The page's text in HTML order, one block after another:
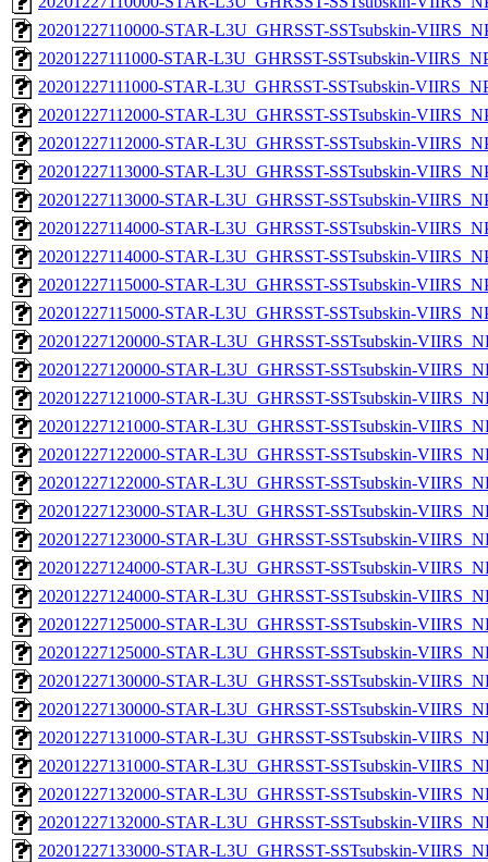
20201227110000-STAR-L3U_GHRSST-SSTsubskin-
20201227111000-STAR-L3U_GHRSST-SSTsubskin-
20201227111000-STAR-L3U_GHRSST-SSTsubskin-
20201227112000-STAR-L3U_GHRSST-SSTsubskin-
20201227112000-STAR-L3U_GHRSST-SSTsubskin-
20201227113000-STAR-L3U_GHRSST-SSTsubskin-
20201227113000-STAR-L3U_GHRSST-SSTsubskin-
20201227114000-STAR-L3U_GHRSST-SSTsubskin-
20201227114000-STAR-L3U_GHRSST-SSTsubskin-
20201227115000-STAR-L3U_GHRSST-SSTsubskin-
20201227115000-STAR-L3U_GHRSST-SSTsubskin-
20201227120000-STAR-L3U_GHRSST-SSTsubskin-
20201227120000-STAR-L3U_GHRSST-SSTsubskin-
20201227121000-STAR-L3U_GHRSST-SSTsubskin-
20201227121000-STAR-L3U_GHRSST-SSTsubskin-
20201227122000-STAR-L3U_GHRSST-SSTsubskin-
20201227122000-STAR-L3U_GHRSST-SSTsubskin-
20201227123000-STAR-L3U_GHRSST-SSTsubskin-
20201227123000-STAR-L3U_GHRSST-SSTsubskin-
20201227124000-STAR-L3U_GHRSST-SSTsubskin-
20201227124000-STAR-L3U_GHRSST-SSTsubskin-
20201227125000-STAR-L3U_GHRSST-SSTsubskin-
20201227125000-STAR-L3U_GHRSST-SSTsubskin-
20201227130000-STAR-L3U_GHRSST-SSTsubskin-
20201227130000-STAR-L3U_GHRSST-SSTsubskin-
20201227131000-STAR-L3U_GHRSST-SSTsubskin-
20201227131000-STAR-L3U_GHRSST-SSTsubskin-
20201227132000-STAR-L3U_GHRSST-SSTsubskin-
20201227132000-STAR-L3U_GHRSST-SSTsubskin-
20201227133000-STAR-L3U_GHRSST-SSTsubskin-